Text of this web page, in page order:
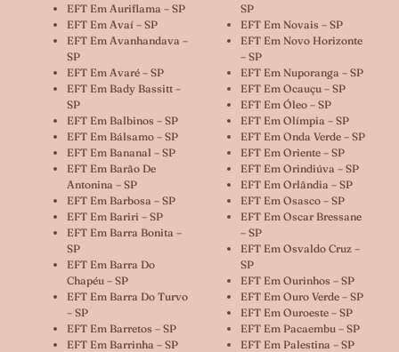
EFT Em Auriflama – SP
EFT Em Avaí – SP
EFT Em Avanhandava –
SP
EFT Em Avaré – SP
EFT Em Bady Bassitt –
SP
EFT Em Balbinos – SP
EFT Em Bálsamo – SP
EFT Em Bananal – SP
EFT Em Barão De
Antonina – SP
EFT Em Barbosa – SP
EFT Em Bariri – SP
EFT Em Barra Bonita –
SP
EFT Em Barra Do
Chapéu – SP
EFT Em Barra Do Turvo
– SP
EFT Em Barretos – SP
EFT Em Barrinha – SP
SP
EFT Em Novais – SP
EFT Em Novo Horizonte
– SP
EFT Em Nuporanga – SP
EFT Em Ocauçu – SP
EFT Em Óleo – SP
EFT Em Olímpia – SP
EFT Em Onda Verde – SP
EFT Em Oriente – SP
EFT Em Orindiúva – SP
EFT Em Orlândia – SP
EFT Em Osasco – SP
EFT Em Oscar Bressane
– SP
EFT Em Osvaldo Cruz –
SP
EFT Em Ourinhos – SP
EFT Em Ouro Verde – SP
EFT Em Ouroeste – SP
EFT Em Pacaembu – SP
EFT Em Palestina – SP